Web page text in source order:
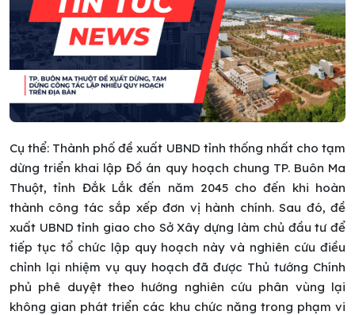
Cụ thể: Thành phố đề xuất UBND tỉnh thống nhất cho tạm
dừng triển khai lập Đồ án quy hoạch chung TP. Buôn Ma
Thuột, tỉnh Đắk Lắk đến năm 2045 cho đến khi hoàn
thành công tác sắp xếp đơn vị hành chính. Sau đó, đề
xuất UBND tỉnh giao cho Sở Xây dựng làm chủ đầu tư để
tiếp tục tổ chức lập quy hoạch này và nghiên cứu điều
chỉnh lại nhiệm vụ quy hoạch đã được Thủ tướng Chính
phủ phê duyệt theo hướng nghiên cứu phân vùng lại
không gian phát triển các khu chức năng trong phạm vi